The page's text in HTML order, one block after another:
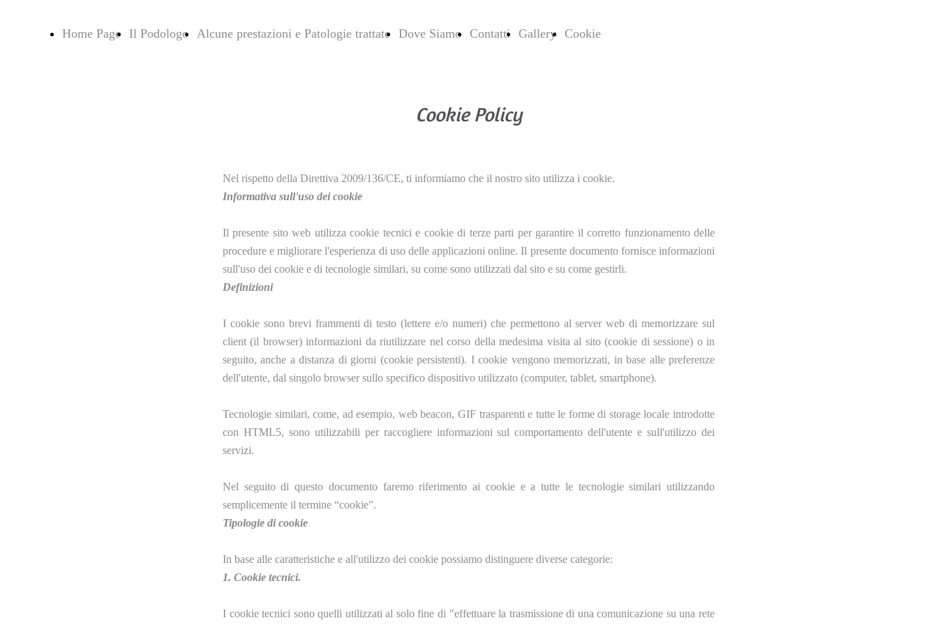
Home Page Il Podologo Alcune prestazioni e Patologie trattate Dove Siamo Contatti Gallery Cookie
Cookie Policy
Nel rispetto della Direttiva 2009/136/CE, ti informiamo che il nostro sito utilizza i cookie.
Informativa sull'uso dei cookie
Il presente sito web utilizza cookie tecnici e cookie di terze parti per garantire il corretto funzionamento delle
procedure e migliorare l'esperienza di uso delle applicazioni online. Il presente documento fornisce informazioni
sull'uso dei cookie e di tecnologie similari, su come sono utilizzati dal sito e su come gestirli.
Definizioni
I cookie sono brevi frammenti di testo (lettere e/o numeri) che permettono al server web di memorizzare sul
client (il browser) informazioni da riutilizzare nel corso della medesima visita al sito (cookie di sessione) o in
seguito, anche a distanza di giorni (cookie persistenti). I cookie vengono memorizzati, in base alle preferenze
dell'utente, dal singolo browser sullo specifico dispositivo utilizzato (computer, tablet, smartphone).
Tecnologie similari, come, ad esempio, web beacon, GIF trasparenti e tutte le forme di storage locale introdotte
con HTML5, sono utilizzabili per raccogliere informazioni sul comportamento dell'utente e sull'utilizzo dei
servizi.
Nel seguito di questo documento faremo riferimento ai cookie e a tutte le tecnologie similari utilizzando
semplicemente il termine “cookie”.
Tipologie di cookie
In base alle caratteristiche e all'utilizzo dei cookie possiamo distinguere diverse categorie:
1. Cookie tecnici.
I cookie tecnici sono quelli utilizzati al solo fine di "effettuare la trasmissione di una comunicazione su una rete